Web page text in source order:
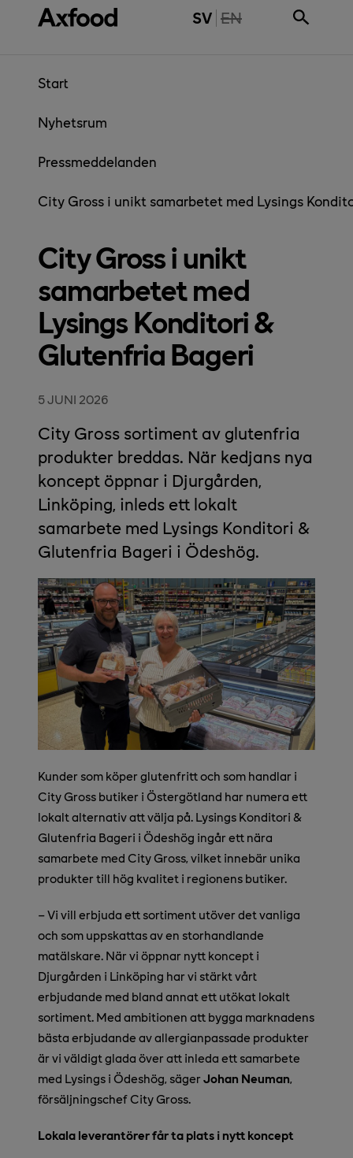
Gå direkt till innehåll SV THE PAGE IS NOT
EN
Start
Nyhetsrum
Pressmeddelanden
City Gross i unikt samarbetet med Lysings
City Gross i unikt
samarbetet med
Lysings Konditori &
Glutenfria Bageri
5 JUNI 2026
City Gross sortiment av glutenfria
produkter breddas. När kedjans nya
koncept öppnar i Djur­gården,
Linköping, inleds ett lokalt
samarbete med Lysings Konditori &
Glutenfria Bageri i Ödeshög.
Kunder som köper glutenfritt och som handlar i
City Gross butiker i Östergötland har numera ett
lokalt alternativ att välja på. Lysings Konditori &
Glutenfria Bageri i Ödeshög ingår ett nära
samarbete med City Gross, vilket innebär unika
produkter till hög kvalitet i regionens butiker.
– Vi vill erbjuda ett sortiment utöver det vanliga
och som uppskattas av en storhandlande
matälskare. När vi öppnar nytt koncept i
Djurgården i Linköping har vi stärkt vårt
erbjudande med bland annat ett utökat lokalt
sortiment. Med ambitionen att bygga marknadens
bästa erbjudande av allergianpassade produkter
är vi väldigt glada över att inleda ett samarbete
med Lysings i Ödeshög, säger Johan Neuman,
försäljningschef City Gross.
Lokala leverantörer får ta plats i nytt koncept